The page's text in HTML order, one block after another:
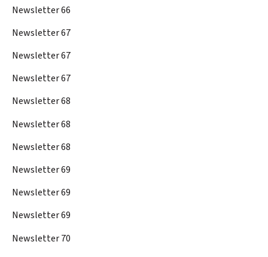
Newsletter 66
Newsletter 67
Newsletter 67
Newsletter 67
Newsletter 68
Newsletter 68
Newsletter 68
Newsletter 69
Newsletter 69
Newsletter 69
Newsletter 70